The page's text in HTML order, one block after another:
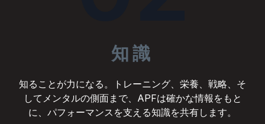
知識
知ることが力になる。トレーニング、栄養、戦略、そ
してメンタルの側面まで、APFは確かな情報をもと
に、パフォーマンスを支える知識を共有します。